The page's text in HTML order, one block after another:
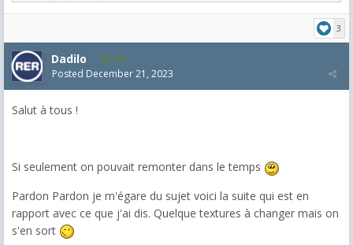
3
Dadilo 101
Posted December 21, 2023
Salut à tous !
Si seulement on pouvait remonter dans le temps
Pardon Pardon je m'égare du sujet voici la suite qui est en
rapport avec ce que j'ai dis. Quelque textures à changer mais on
s'en sort